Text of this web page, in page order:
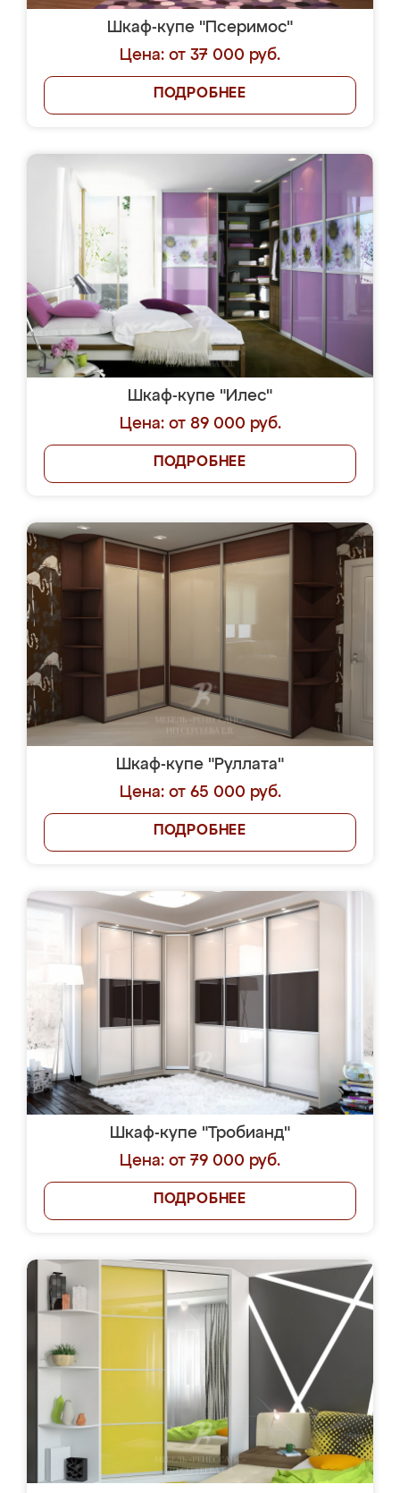
Шкаф-купе "Псеримос"
Цена: от 37 000 руб.
ПОДРОБНЕЕ
Шкаф-купе "Илес"
Цена: от 89 000 руб.
ПОДРОБНЕЕ
Шкаф-купе "Руллата"
Цена: от 65 000 руб.
ПОДРОБНЕЕ
Шкаф-купе "Тробианд"
Цена: от 79 000 руб.
ПОДРОБНЕЕ